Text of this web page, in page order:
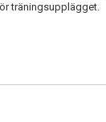
träningsupplägget.